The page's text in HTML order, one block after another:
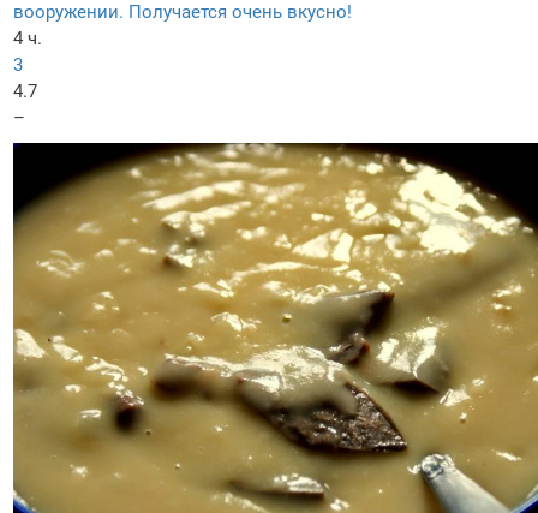
вооружении. Получается очень вкусно!
4 ч.
3
4.7
–